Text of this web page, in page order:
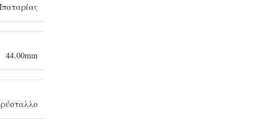
44.00mm